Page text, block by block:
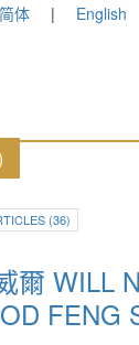
简体 English
(36)
爾 WILL
FENG